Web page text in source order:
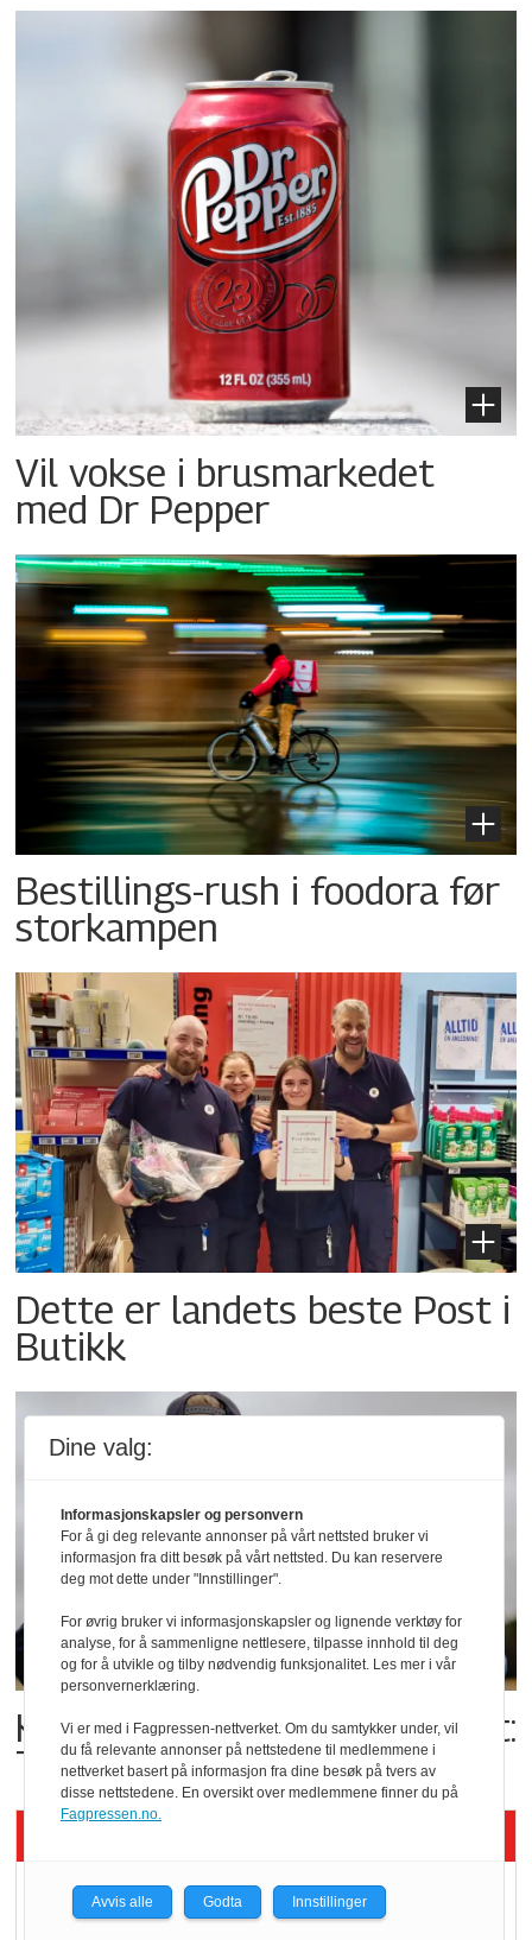
Vil vokse i brusmarkedet
med Dr Pepper
Bestillings-rush i foodora før
storkampen
Dette er landets beste Post i
Butikk
Kolonihagens norske yoghurt:
Trues av melkemangel
Mat er viktigere enn
pris når elbilister
Dine valg:
Informasjonskapsler og personvern
For å gi deg relevante annonser på vårt nettsted bruker vi
informasjon fra ditt besøk på vårt nettsted. Du kan reservere
deg mot dette under "Innstillinger".
For øvrig bruker vi informasjonskapsler og lignende verktøy for
analyse, for å sammenligne nettlesere, tilpasse innhold til deg
og for å utvikle og tilby nødvendig funksjonalitet. Les mer i vår
personvernerklæring.
Vi er med i Fagpressen-nettverket. Om du samtykker under, vil
du få relevante annonser på nettstedene til medlemmene i
nettverket basert på informasjon fra dine besøk på tvers av
disse nettstedene. En oversikt over medlemmene finner du på
Fagpressen.no.
Avvis alle Godta Innstillinger